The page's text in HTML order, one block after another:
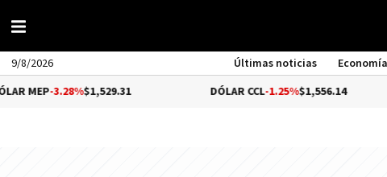
9/8/2026 Últimas noticias Economía
$1,529.31 -1.25%$1,556.14